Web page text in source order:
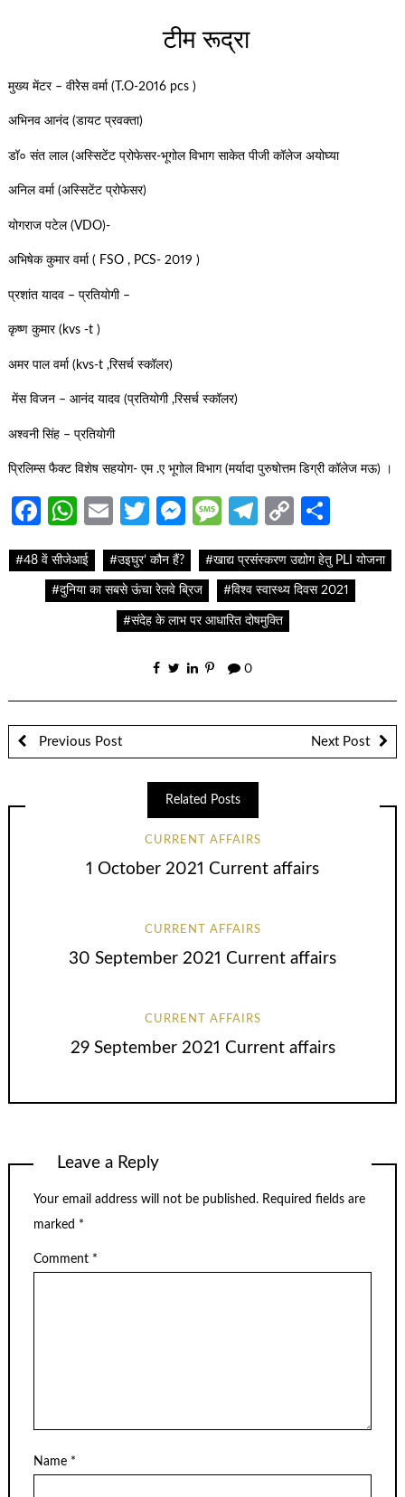
टीम रूद्रा
मुख्य मेंटर – वीरेेस वर्मा (T.O-2016 pcs )
अभिनव आनंद (डायट प्रवक्ता)
डॉ० संत लाल (अस्सिटेंट प्रोफेसर-भूगोल विभाग साकेत पीजी कॉलेज अयोघ्या
अनिल वर्मा (अस्सिटेंट प्रोफेसर)
योगराज पटेल (VDO)-
अभिषेक कुमार वर्मा ( FSO , PCS- 2019 )
प्रशांत यादव – प्रतियोगी –
कृष्ण कुमार (kvs -t )
अमर पाल वर्मा (kvs-t ,रिसर्च स्कॉलर)
मेंस विजन – आनंद यादव (प्रतियोगी ,रिसर्च स्कॉलर)
अश्वनी सिंह – प्रतियोगी
प्रिलिम्स फैक्ट विशेष सहयोग- एम .ए भूगोल विभाग (मर्यादा पुरुषोत्तम डिग्री कॉलेज मऊ) ।
Facebook
WhatsApp
EmailTwitter
Messenger
Message
Telegram
Copy
#48 वें सीजेआई #उइघुर’ कौन हैं? #खाद्य प्रसंस्करण उद्योग हेतु PLI योजना
#दुनिया का सबसे ऊंचा रेलवे ब्रिज #विश्व स्वास्थ्य दिवस 2021
#संदेह के लाभ पर आधारित दोषमुक्ति
0
Previous Post Next Post
Related Posts
CURRENT AFFAIRS
1 October 2021 Current affairs
CURRENT AFFAIRS
30 September 2021 Current affairs
CURRENT AFFAIRS
29 September 2021 Current affairs
Leave a Reply
Your email address will not be published. Required fields are
marked *
Comment *
Name *